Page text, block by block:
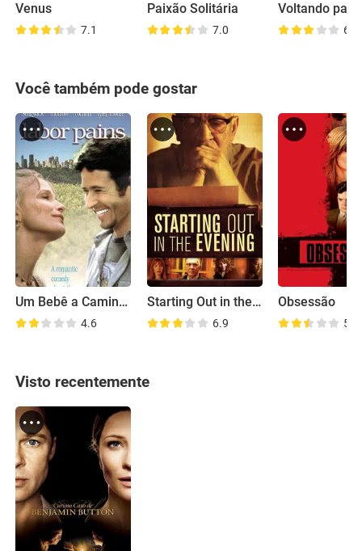
Venus
7.1
Paixão Solitária
7.0
Voltando para
6.3
Você também pode gostar
Um Bebê a Caminho
4.6
Starting Out in the Evening
6.9
Obsessão
5.3
Visto recentemente